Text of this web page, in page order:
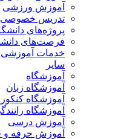
آموزش ورزشی
تدریس خصوصی
پروژه‌های دانشگاهی
فرصت‌های دانشجویی
خدمات آموزشی
سایر
آموزشگاه
آموزشگاه زبان
آموزشگاه کنکور
آموزشگاه رانندگی
آموزش درسی
آموزش حرفه و فن